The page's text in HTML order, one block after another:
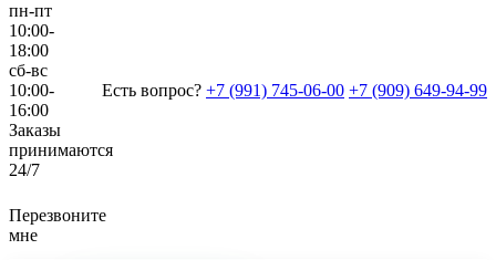
пн-пт
10:00-
18:00
сб-вс
10:00-
16:00
Заказы
принимаются
24/7
Есть вопрос? +7 (991) 745-06-00 +7 (909) 649-94-99
Перезвоните
мне